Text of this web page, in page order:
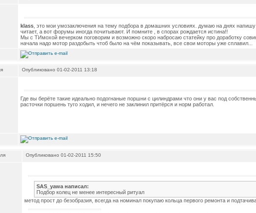
klass , это мои умозаключения на тему подбора в домашних условиях. думаю на днях напишу
читает, а вот форумы иногда почитывают. И помните , в спорах рождается истина!!
Мы с ТИмохой вечерком поговорим и возможно скоро набросаю статейку про доработку
начала надо мотор раздобыть чтоб было на чём показывать, все свои моторы уже сплавил...
Опубликовано 01-02-2011 13:18
Где вы берёте такие идеально подогнаные поршни с цилиндрами что они у вас под
расточки поршень туго ходил, и нечего не заклинил притёрся и норм работал.
Опубликовано 01-02-2011 15:50
SAS_yawa написал:
Подбор колец не менее интересный ритуал
метод прост до безобразия, всегда на номинал покупаю кольца первого ремонта и